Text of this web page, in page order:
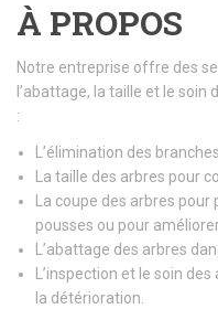
À PROPOS
Notre entreprise offre des
l’abattage, la taille et le
:
L’élimination des
La taille des arbres pour
La coupe des arbres
pousses ou pour
L’abattage des arbres
L’inspection et le soin
la détérioration.